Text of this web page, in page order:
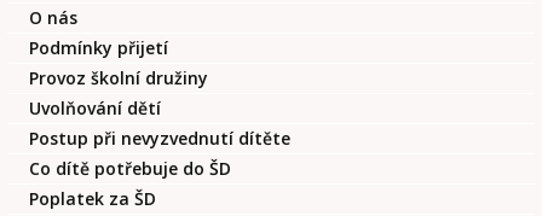
O nás
Podmínky přijetí
Provoz školní družiny
Uvolňování dětí
Postup při nevyzvednutí dítěte
Co dítě potřebuje do ŠD
Poplatek za ŠD